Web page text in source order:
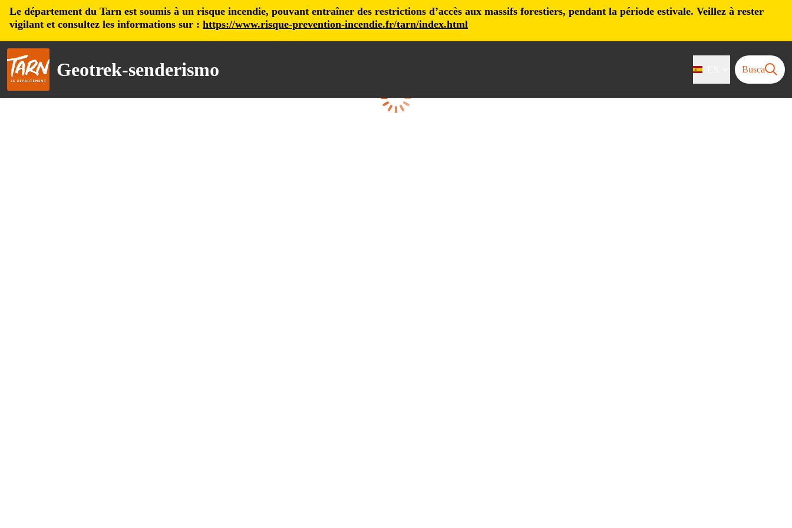
Le département du Tarn est soumis à un risque incendie, pouvant entraîner des restrictions d’accès aux massifs forestiers, pendant la période estivale. Veillez à rester
vigilant et consultez les informations sur : https://www.risque-prevention-incendie.fr/tarn/index.html
Geotrek-senderismo Busca
Cargando